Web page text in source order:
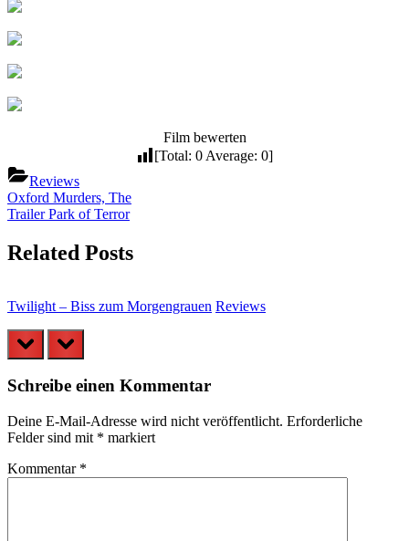
Film bewerten
[Total: 0 Average: 0]
Reviews
Beitragsnavigation
Previous
Post:
Oxford Murders, The
Next
Trailer Park of Terror
Related Posts
Twilight – Biss zum Morgengrauen Reviews
prev next
Schreibe einen Kommentar
Deine E-Mail-Adresse wird nicht veröffentlicht. Erforderliche
Felder sind mit * markiert
Kommentar *